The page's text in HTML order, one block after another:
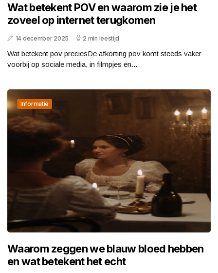
Wat betekent POV en waarom zie je het
zoveel op internet terugkomen
14 december 2025 2 min leestijd
Wat betekent pov preciesDe afkorting pov komt steeds vaker
voorbij op sociale media, in filmpjes en...
Informatie
Waarom zeggen we blauw bloed hebben
en wat betekent het echt